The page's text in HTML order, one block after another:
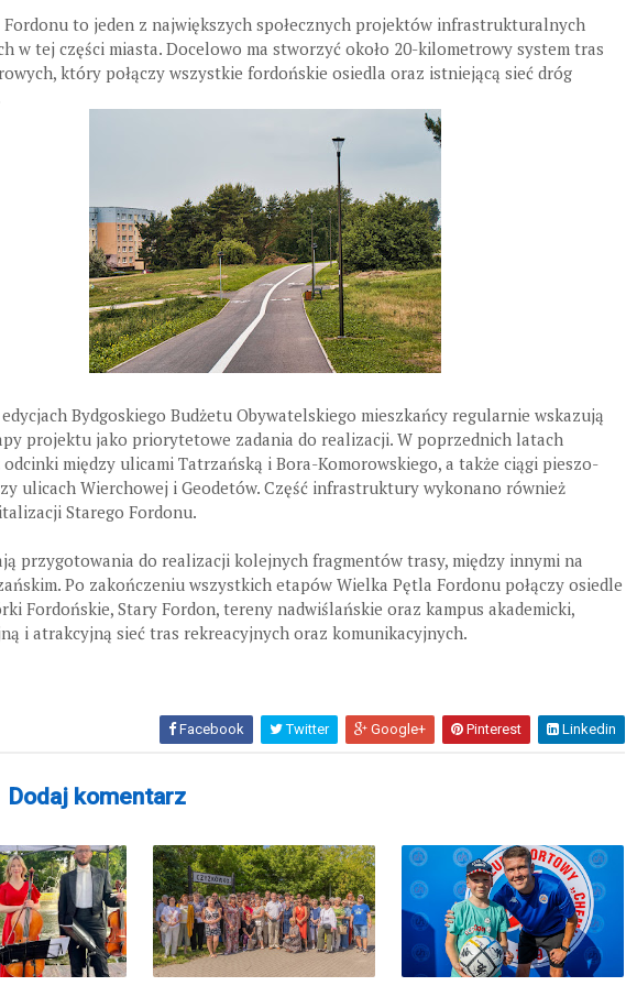
to jeden z największych społecznych projektów infrastrukturalnych
w tej części miasta. Docelowo ma stworzyć około 20-kilometrowy system tras
który połączy wszystkie fordońskie osiedla oraz istniejącą sieć dróg
Bydgoskiego Budżetu Obywatelskiego mieszkańcy regularnie wskazują
projektu jako priorytetowe zadania do realizacji. W poprzednich latach
odcinki między ulicami Tatrzańską i Bora-Komorowskiego, a także ciągi pieszo-
ulicach Wierchowej i Geodetów. Część infrastruktury wykonano również
Starego Fordonu.
przygotowania do realizacji kolejnych fragmentów trasy, między innymi na
Po zakończeniu wszystkich etapów Wielka Pętla Fordonu połączy osiedle
Fordońskie, Stary Fordon, tereny nadwiślańskie oraz kampus akademicki,
i atrakcyjną sieć tras rekreacyjnych oraz komunikacyjnych.
Facebook Twitter Google+ Pinterest Linkedin
Dodaj komentarz